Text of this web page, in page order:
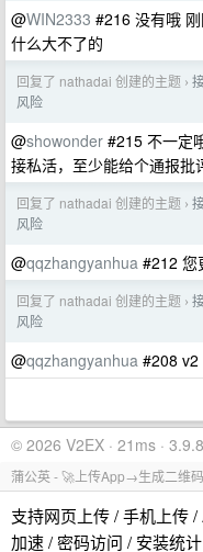
@WIN2333 #216 没有哦
什么大不了的
回复了 nathadai 创建的主题 ›
风险
@showonder #215 不一定
接私活，至少能给个通报批
回复了 nathadai 创建的主题 ›
风险
@qqzhangyanhua #212 您
回复了 nathadai 创建的主题 ›
风险
@qqzhangyanhua #208 v2
© 2026 V2EX · 21ms ·
蒲公英 - 🚀上传App→生成二维
支持网页上传 / 手机上传
加速 / 密码访问 / 安装统